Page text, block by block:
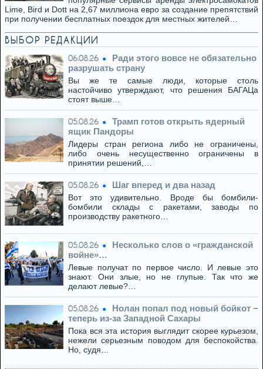
Lime, Bird и Dott на 2,67 миллиона евро за создание препятствий
при получении бесплатных поездок для местных жителей…
ВЫБОР РЕДАКЦИИ
06.08.26
Ради этого вовсе не обязательно
разрушать страну
Вы же те самые люди, которые столь
настойчиво утверждают, что решения БАГАЦа
стоят выше…
05.08.26
Трамп готов открыть ядерный
ящик Пандоры
Лидеры стран региона либо не ограничены,
либо очень несущественно ограничены в
принятии решений,…
05.08.26 Шаг вперед и два назад
Вот это удивительно. Вроде бы бомбили-
бомбили склады с ракетами, заводы по
производству ракетного…
05.08.26
Несколько слов о «гражданской
войне»…
Левые получат по первое число. И левые это
знают. Они злые, но не глупые. Так что же
делают левые?…
05.08.26
Нолан попал под новый бойкот −
теперь из‑за Западной Сахары
Пока вся эта история выглядит скорее курьезом,
нежели серьезным поводом для беспокойства.
Но, судя…